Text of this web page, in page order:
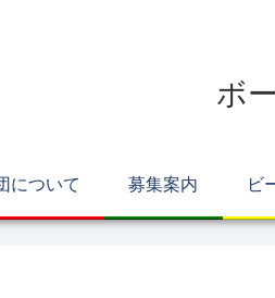
ボ
について 募集案内 ビ